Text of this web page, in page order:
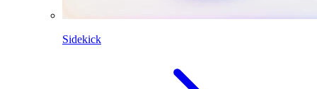
Sidekick